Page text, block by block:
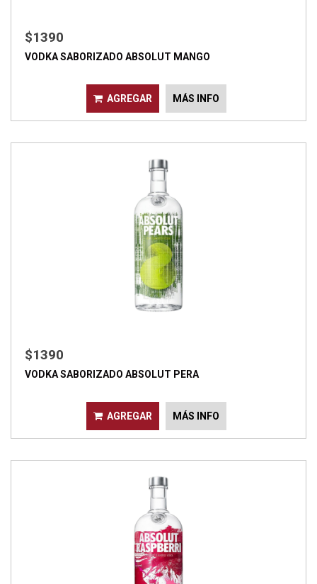
$1390
VODKA SABORIZADO ABSOLUT MANGO
AGREGAR MÁS INFO
$1390
VODKA SABORIZADO ABSOLUT PERA
AGREGAR MÁS INFO